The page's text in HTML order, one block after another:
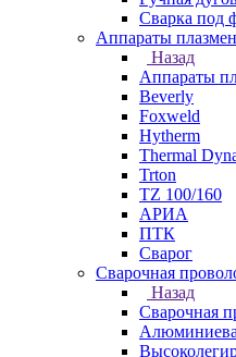
Сварка под
Аппараты
Назад
Аппараты
Beverly
Foxweld
Hytherm
Thermal
Trton
TZ 100/160
АРИА
ПТК
Сварог
Сварочная
Назад
Сварочная